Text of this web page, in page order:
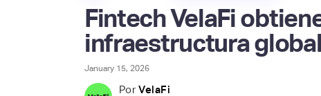
Fintech VelaFi
infraestructura
January 15, 2026
Por VelaFi